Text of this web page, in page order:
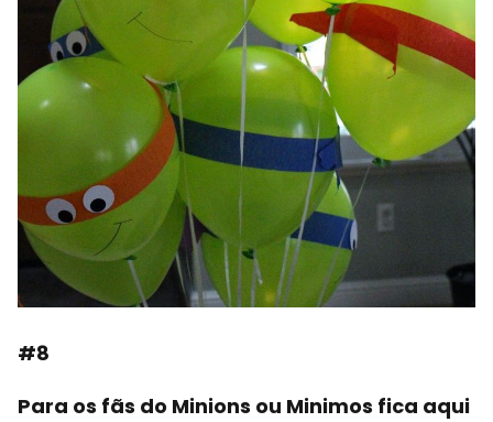
#8
Para os fãs do Minions ou Minimos fica aqui